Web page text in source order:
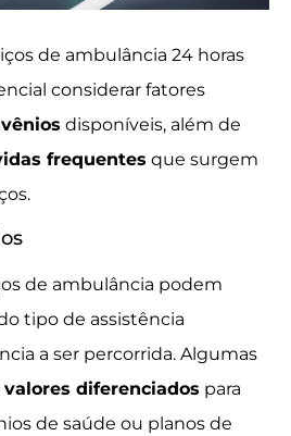
de ambulância 24 horas
considerar fatores
disponíveis, além de
frequentes que surgem
de ambulância podem
tipo de assistência
a ser percorrida. Algumas
valores diferenciados para
de saúde ou planos de